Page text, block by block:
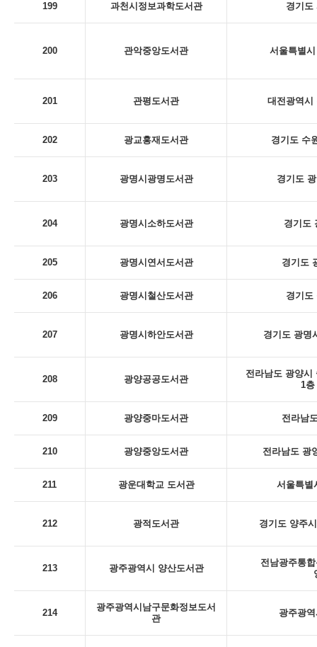
199 과천시정보과학도서관 경기도
200 관악중앙도서관 서울특별
201 관평도서관 대전광역시
202 광교홍재도서관 경기도 수
203 광명시광명도서관 경기도
204 광명시소하도서관 경기도
205 광명시연서도서관 경기도
206 광명시철산도서관 경기도
207 광명시하안도서관 경기도 광명
208 광양공공도서관
전라남도 광양시
1층
209 광양중마도서관 전라남
210 광양중앙도서관 전라남도 광
211 광운대학교 도서관 서울특별
212 광적도서관 경기도 양주
213 광주광역시 양산도서관
전남광주통
214
광주광역시남구문화정보도서
관
광주광